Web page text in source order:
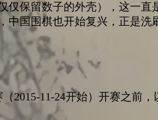
保留数子的外壳），这一直
国围棋也开始复兴，正是洗
2015-11-24开始）开赛之前，